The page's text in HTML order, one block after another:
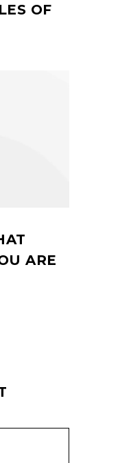
OF
ARE